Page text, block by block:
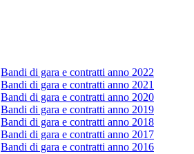
Bandi di gara e contratti anno 2022
Bandi di gara e contratti anno 2021
Bandi di gara e contratti anno 2020
Bandi di gara e contratti anno 2019
Bandi di gara e contratti anno 2018
Bandi di gara e contratti anno 2017
Bandi di gara e contratti anno 2016